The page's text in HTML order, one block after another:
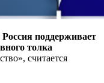
Россия поддерживает
толка
считается